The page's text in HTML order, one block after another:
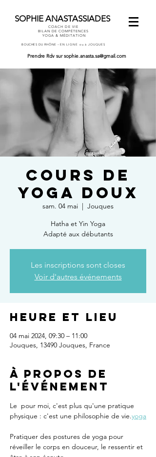
SOPHIE ANASTASSIADES
COACH DE VIE
BILAN DE COMPÉTENCES
YOGA & MÉDITATION
BOUCHES DU RHÔNE - EN LIGNE ou à JOUQUES
Prendre Rdv sursophie.anasta.sa@gmail.com
COURS DE
YOGA DOUX
sam. 04 mai
  |
Jouques
Hatha et Yin Yoga
Adapté aux débutants
Les inscriptions sont closes
Voir d'autres événements
Heure et lieu
04 mai 2024, 09:30 – 11:00
Jouques, 13490 Jouques, France
À propos de
l'événement
Le pour moi, c'est plus qu'une pratique
physique : c'est une philosophie de vie.yoga
Pratiquer des postures de yoga pour
réveiller le corps en douceur, le ressentir et